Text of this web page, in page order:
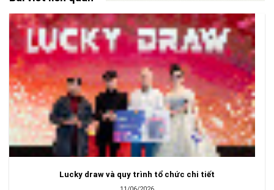
Lucky draw và quy trình tổ chức chi tiết